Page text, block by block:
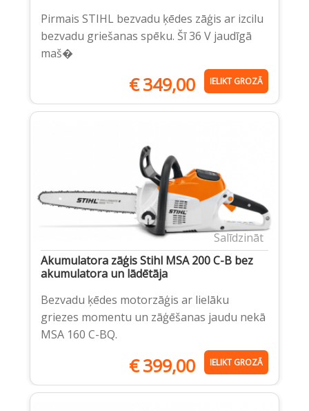
Pirmais STIHL bezvadu ķēdes zāģis ar izcilu
bezvadu griešanas spēku. Šī 36 V jaudīgā
maš�
€349,00 IELIKT GROZĀ
Salīdzināt
Akumulatora zāģis Stihl MSA 200 C-B bez
akumulatora un lādētāja
Bezvadu ķēdes motorzāģis ar lielāku
griezes momentu un zāģēšanas jaudu nekā
MSA 160 C-BQ.
€399,00 IELIKT GROZĀ